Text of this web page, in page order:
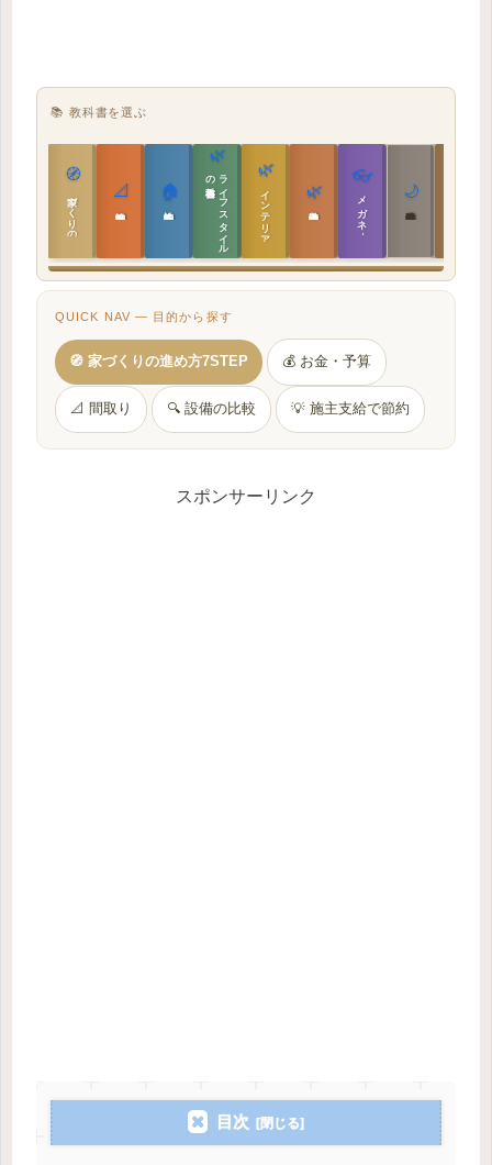
📚 教科書を選ぶ
🧭
家づくりの教科書 📐
実施設計の教科書
🏠
性能設計の教科書
🌿
ラ
イ
フ
ス
タ
イ
ル
の
教科書 🌿
インテリア設計 🌿
敷地設計の教科書
👓
メガネ｜転職 🌙
建築思想の教科書
QUICK NAV — 目的から探す
🧭 家づくりの進め方7STEP 💰 お金・予算
📐 間取り 🔍 設備の比較 💡 施主支給で節約
スポンサーリンク
目次